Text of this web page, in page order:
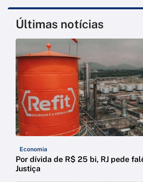
Últimas notícias
Economia
Por dívida de R$ 25 bi, RJ pede
Justiça